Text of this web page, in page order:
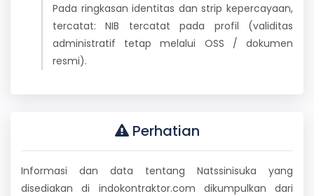
Pada ringkasan identitas dan strip kepercayaan,
tercatat: NIB tercatat pada profil (validitas
administratif tetap melalui OSS / dokumen
resmi).
Perhatian
Informasi dan data tentang Natssinisuka yang
disediakan di indokontraktor.com dikumpulkan dari